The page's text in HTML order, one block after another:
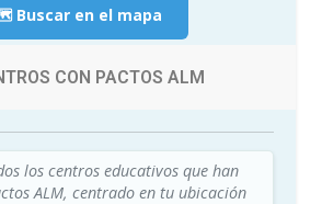
Buscar en el mapa
CON PACTOS ALM
los centros educativos que han
ALM, centrado en tu ubicación